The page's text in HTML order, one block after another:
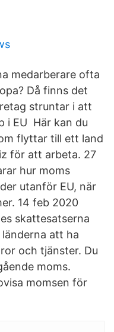
medarberare ofta
Då finns det
struntar i att
i EU Här kan du
flyttar till ett land
för att arbeta. 27
hur moms
utanför EU, när
14 feb 2020
skattesatserna
att ha
och tjänster. Du
moms.
momsen för